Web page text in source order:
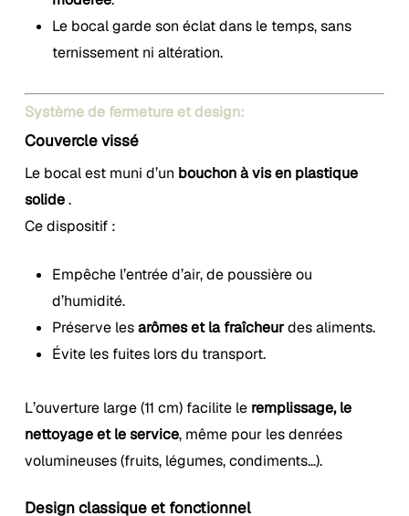
Le bocal garde son éclat dans le temps, sans
ternissement ni altération.
Système de fermeture et design:
Couvercle vissé
Le bocal est muni d’un bouchon à vis en plastique
solide.
Ce dispositif :
Empêche l’entrée d’air, de poussière ou
d’humidité.
Préserve lesarômes et la fraîcheurdes aliments.
Évite les fuites lors du transport.
L’ouverture large (11 cm) facilite le remplissage, le
nettoyage et le service, même pour les denrées
volumineuses (fruits, légumes, condiments…).
Design classique et fonctionnel